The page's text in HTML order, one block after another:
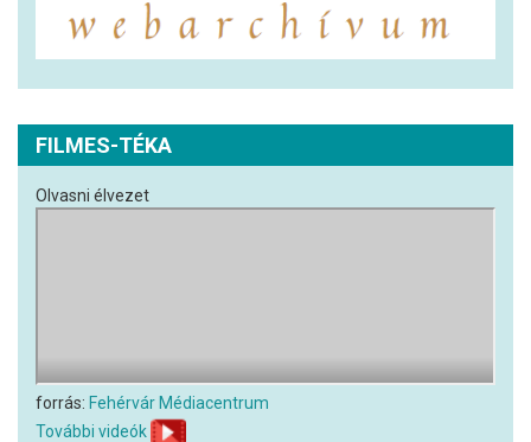
FILMES-TÉKA
Olvasni élvezet
forrás: Fehérvár Médiacentrum
További videók